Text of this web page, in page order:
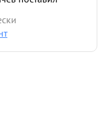
пункт, сам
в поселок
Под его